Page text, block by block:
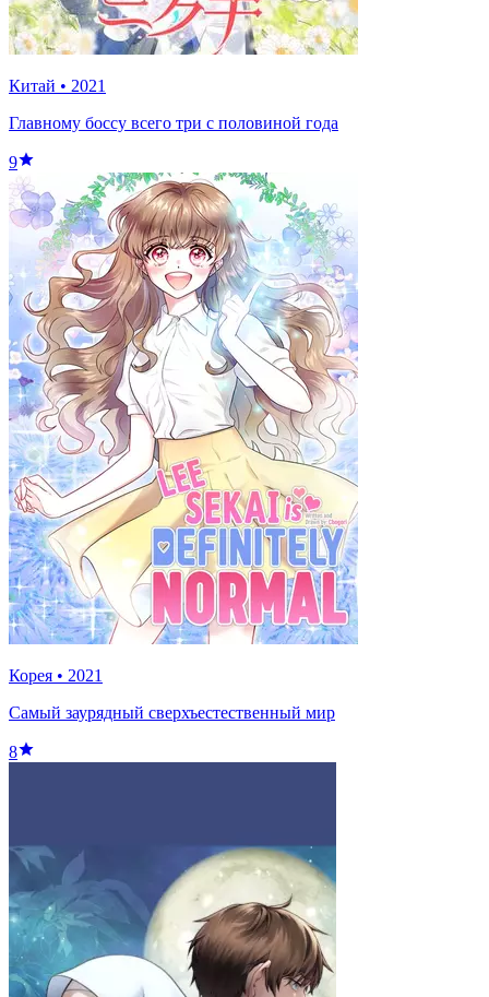
Китай • 2021
Главному боссу всего три с половиной года
9
Корея • 2021
Самый заурядный сверхъестественный мир
8